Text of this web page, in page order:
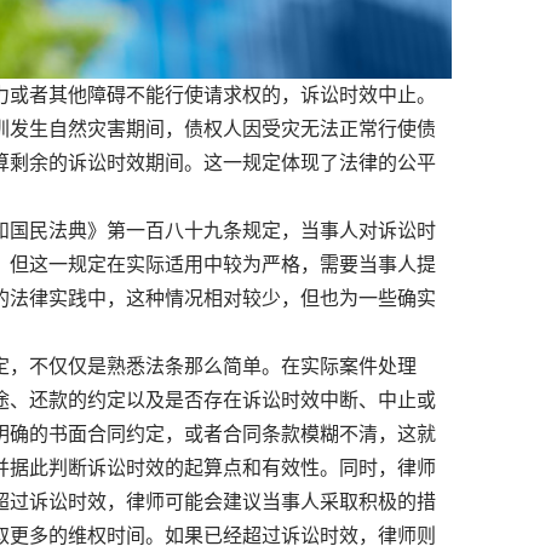
其他障碍不能行使请求权的，诉讼时效中止。
生自然灾害期间，债权人因受灾无法正常行使债
余的诉讼时效期间。这一规定体现了法律的公平
民法典》第一百八十九条规定，当事人对诉讼时
这一规定在实际适用中较为严格，需要当事人提
律实践中，这种情况相对较少，但也为一些确实
不仅仅是熟悉法条那么简单。在实际案件处理
还款的约定以及是否存在诉讼时效中断、中止或
的书面合同约定，或者合同条款模糊不清，这就
此判断诉讼时效的起算点和有效性。同时，律师
诉讼时效，律师可能会建议当事人采取积极的措
多的维权时间。如果已经超过诉讼时效，律师则